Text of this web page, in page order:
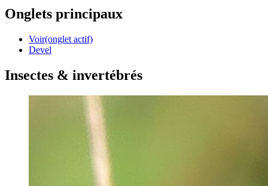
Onglets principaux
Voir(onglet actif)
Devel
Insectes & invertébrés